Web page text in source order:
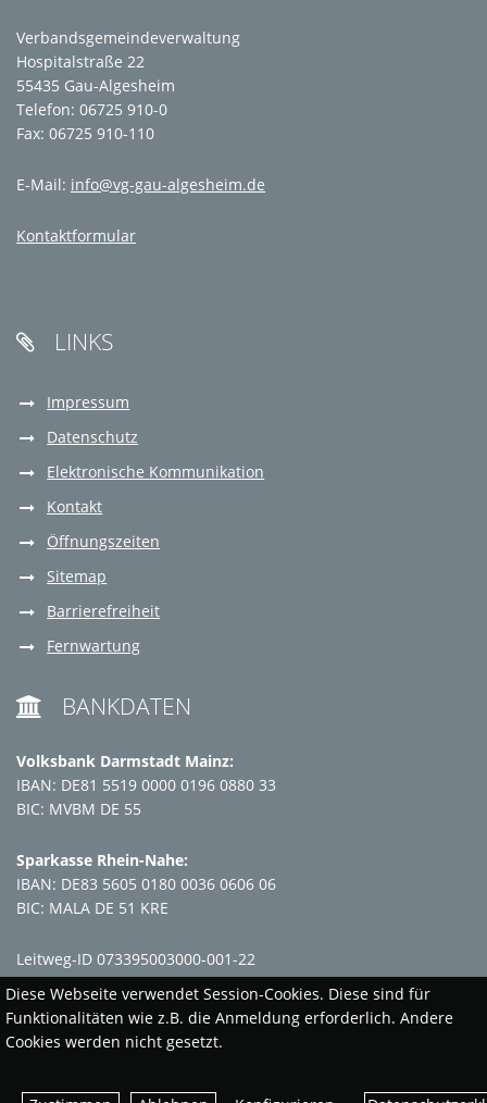
Verbandsgemeindeverwaltung
Hospitalstraße 22
55435 Gau-Algesheim
Telefon: 06725 910-0
Fax: 06725 910-110
E-Mail: info@vg-gau-algesheim.de
Kontaktformular
 LINKS
Impressum
Datenschutz
Elektronische Kommunikation
Kontakt
Öffnungszeiten
Sitemap
Barrierefreiheit
Fernwartung
 BANKDATEN
Volksbank Darmstadt Mainz:
IBAN: DE81 5519 0000 0196 0880 33
BIC: MVBM DE 55
Sparkasse Rhein-Nahe:
IBAN: DE83 5605 0180 0036 0606 06
BIC: MALA DE 51 KRE
Leitweg-ID 073395003000-001-22
Diese Webseite verwendet Session-Cookies. Diese sind für
Funktionalitäten wie z.B. die Anmeldung erforderlich. Andere
Cookies werden nicht gesetzt.